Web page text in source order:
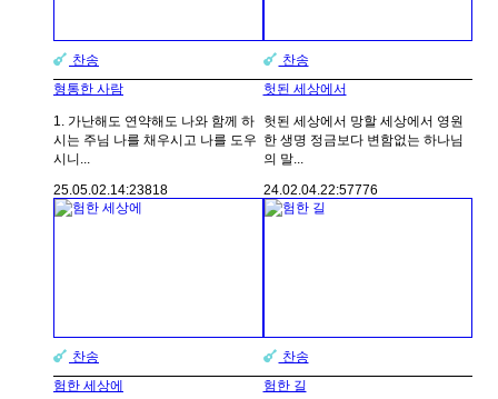
찬송
형통한 사람
1. 가난해도 연약해도 나와 함께 하
시는 주님 나를 채우시고 나를 도우
시니...
25.05.02.14:23818
찬송
헛된 세상에서
헛된 세상에서 망할 세상에서 영원
한 생명 정금보다 변함없는 하나님
의 말...
24.02.04.22:57776
찬송
험한 세상에
찬송
험한 길